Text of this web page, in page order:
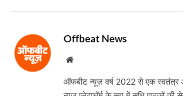
Offbeat News
Website
ऑफबीट न्यूज़ वर्ष 2022 से एक स्वतंत्र